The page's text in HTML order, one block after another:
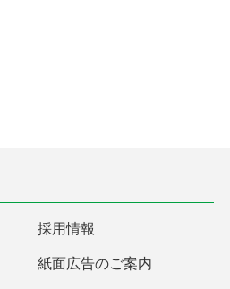
採用情報
紙面広告のご案内